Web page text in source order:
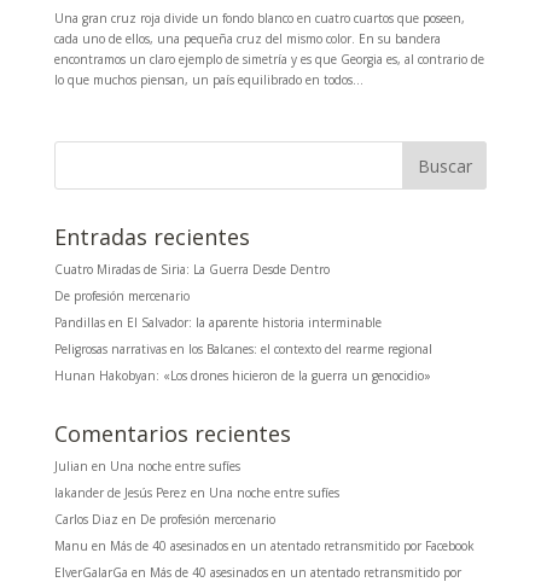
Una gran cruz roja divide un fondo blanco en cuatro cuartos que poseen,
cada uno de ellos, una pequeña cruz del mismo color. En su bandera
encontramos un claro ejemplo de simetría y es que Georgia es, al contrario de
lo que muchos piensan, un país equilibrado en todos...
Entradas recientes
Cuatro Miradas de Siria: La Guerra Desde Dentro
De profesión mercenario
Pandillas en El Salvador: la aparente historia interminable
Peligrosas narrativas en los Balcanes: el contexto del rearme regional
Hunan Hakobyan: «Los drones hicieron de la guerra un genocidio»
Comentarios recientes
Julian en Una noche entre sufíes
Iakander de Jesús Perez en Una noche entre sufíes
Carlos Diaz en De profesión mercenario
Manu en Más de 40 asesinados en un atentado retransmitido por Facebook
ElverGalarGa en Más de 40 asesinados en un atentado retransmitido por